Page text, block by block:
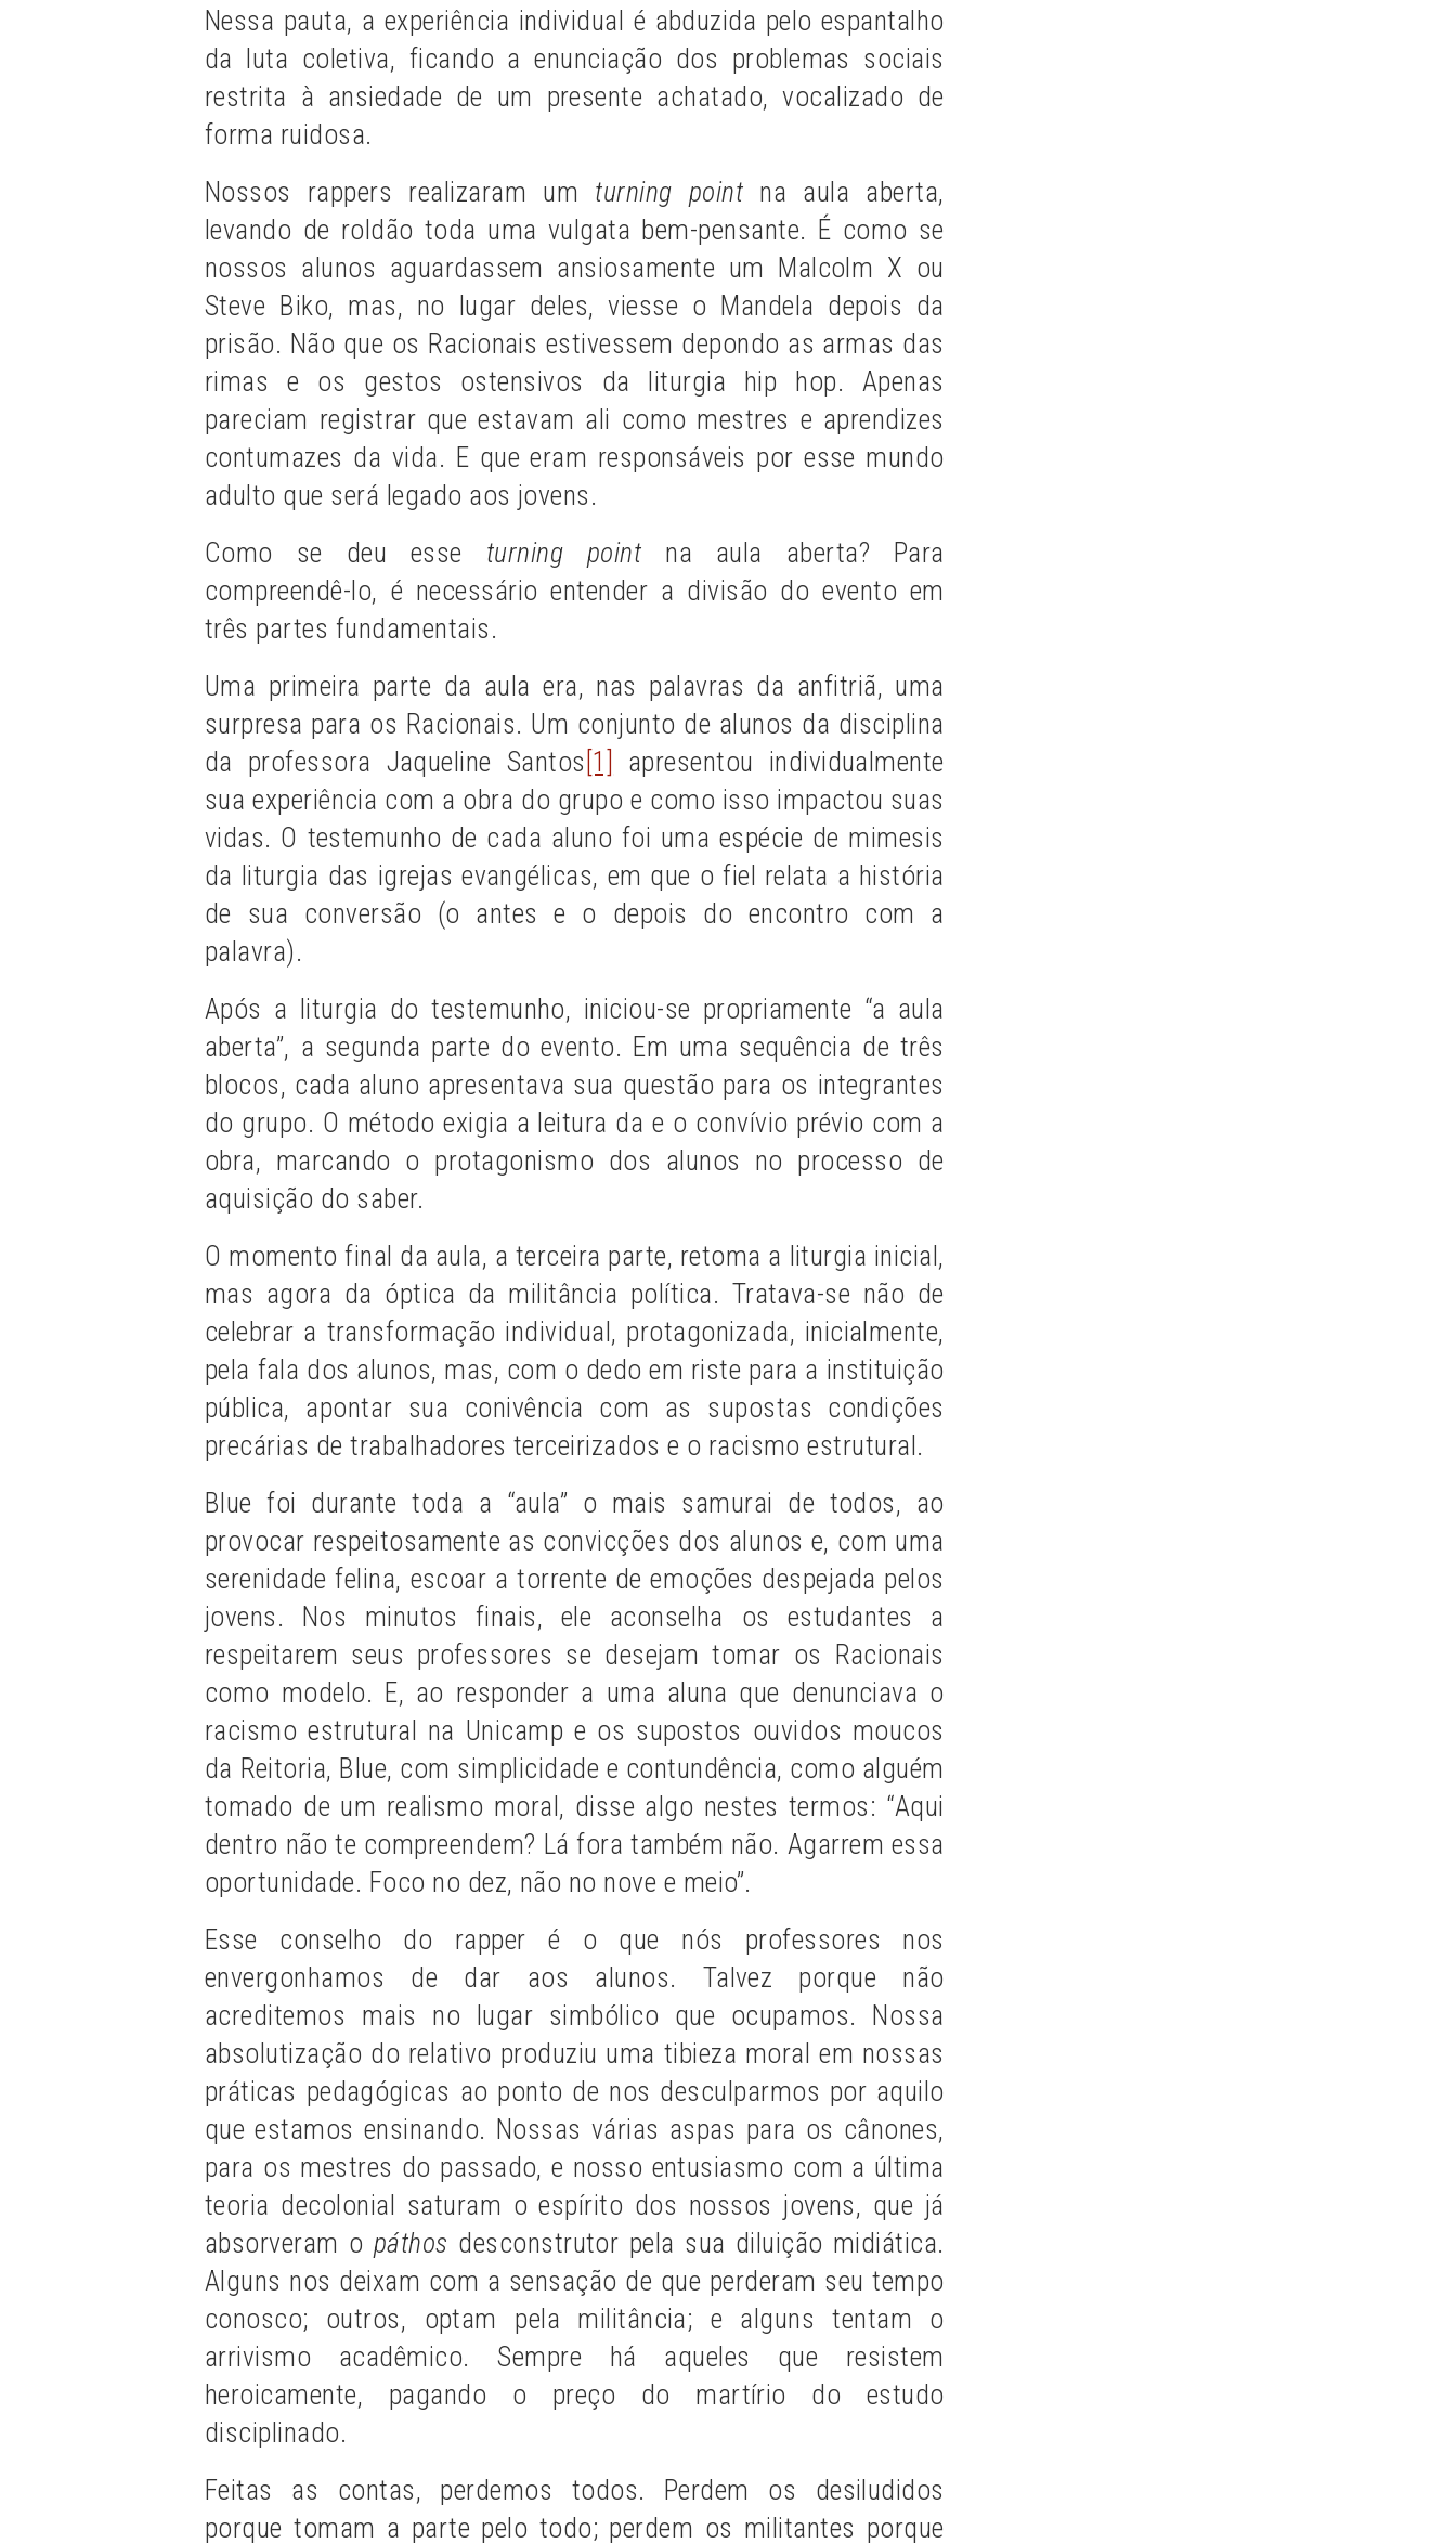
Nessa pauta, a experiência individual é abduzida pelo espantalho
da luta coletiva, ficando a enunciação dos problemas sociais
restrita à ansiedade de um presente achatado, vocalizado de
forma ruidosa.
Nossos rappers realizaram um turning point na aula aberta,
levando de roldão toda uma vulgata bem-pensante. É como se
nossos alunos aguardassem ansiosamente um Malcolm X ou
Steve Biko, mas, no lugar deles, viesse o Mandela depois da
prisão. Não que os Racionais estivessem depondo as armas das
rimas e os gestos ostensivos da liturgia hip hop. Apenas
pareciam registrar que estavam ali como mestres e aprendizes
contumazes da vida. E que eram responsáveis por esse mundo
adulto que será legado aos jovens.
Como se deu esse turning point na aula aberta? Para
compreendê-lo, é necessário entender a divisão do evento em
três partes fundamentais.
Uma primeira parte da aula era, nas palavras da anfitriã, uma
surpresa para os Racionais. Um conjunto de alunos da disciplina
da professora Jaqueline Santos [1] apresentou individualmente
sua experiência com a obra do grupo e como isso impactou suas
vidas. O testemunho de cada aluno foi uma espécie de mimesis
da liturgia das igrejas evangélicas, em que o fiel relata a história
de sua conversão (o antes e o depois do encontro com a
palavra).
Após a liturgia do testemunho, iniciou-se propriamente “a aula
aberta”, a segunda parte do evento. Em uma sequência de três
blocos, cada aluno apresentava sua questão para os integrantes
do grupo. O método exigia a leitura da e o convívio prévio com a
obra, marcando o protagonismo dos alunos no processo de
aquisição do saber.
O momento final da aula, a terceira parte, retoma a liturgia inicial,
mas agora da óptica da militância política. Tratava-se não de
celebrar a transformação individual, protagonizada, inicialmente,
pela fala dos alunos, mas, com o dedo em riste para a instituição
pública, apontar sua conivência com as supostas condições
precárias de trabalhadores terceirizados e o racismo estrutural.
Blue foi durante toda a “aula” o mais samurai de todos, ao
provocar respeitosamente as convicções dos alunos e, com uma
serenidade felina, escoar a torrente de emoções despejada pelos
jovens. Nos minutos finais, ele aconselha os estudantes a
respeitarem seus professores se desejam tomar os Racionais
como modelo. E, ao responder a uma aluna que denunciava o
racismo estrutural na Unicamp e os supostos ouvidos moucos
da Reitoria, Blue, com simplicidade e contundência, como alguém
tomado de um realismo moral, disse algo nestes termos: “Aqui
dentro não te compreendem? Lá fora também não. Agarrem essa
oportunidade. Foco no dez, não no nove e meio”.
Esse conselho do rapper é o que nós professores nos
envergonhamos de dar aos alunos. Talvez porque não
acreditemos mais no lugar simbólico que ocupamos. Nossa
absolutização do relativo produziu uma tibieza moral em nossas
práticas pedagógicas ao ponto de nos desculparmos por aquilo
que estamos ensinando. Nossas várias aspas para os cânones,
para os mestres do passado, e nosso entusiasmo com a última
teoria decolonial saturam o espírito dos nossos jovens, que já
absorveram o páthos desconstrutor pela sua diluição midiática.
Alguns nos deixam com a sensação de que perderam seu tempo
conosco; outros, optam pela militância; e alguns tentam o
arrivismo acadêmico. Sempre há aqueles que resistem
heroicamente, pagando o preço do martírio do estudo
disciplinado.
Feitas as contas, perdemos todos. Perdem os desiludidos
porque tomam a parte pelo todo; perdem os militantes porque